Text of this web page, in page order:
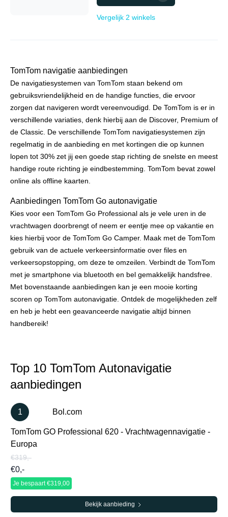
Vergelijk 2 winkels
TomTom navigatie aanbiedingen
De navigatiesystemen van TomTom staan bekend om
gebruiksvriendelijkheid en de handige functies, die ervoor
zorgen dat navigeren wordt vereenvoudigd. De TomTom is er in
verschillende variaties, denk hierbij aan de Discover, Premium of
de Classic. De verschillende TomTom navigatiesystemen zijn
regelmatig in de aanbieding en met kortingen die op kunnen
lopen tot 30% zet jij een goede stap richting de snelste en meest
handige route richting je eindbestemming. TomTom bevat zowel
online als offline kaarten.
Aanbiedingen TomTom Go autonavigatie
Kies voor een TomTom Go Professional als je vele uren in de
vrachtwagen doorbrengt of neem er eentje mee op vakantie en
kies hierbij voor de TomTom Go Camper. Maak met de TomTom
gebruik van de actuele verkeersinformatie over files en
verkeersopstopping, om deze te omzeilen. Verbindt de TomTom
met je smartphone via bluetooth en bel gemakkelijk handsfree.
Met bovenstaande aanbiedingen kan je een mooie korting
scoren op TomTom autonavigatie. Ontdek de mogelijkheden zelf
en heb je hebt een geavanceerde navigatie altijd binnen
handbereik!
Top 10 TomTom Autonavigatie
aanbiedingen
1 Bol.com
TomTom GO Professional 620 - Vrachtwagennavigatie -
Europa
€319,-
€0,-
Je bespaart €319,00
Bekijk aanbieding